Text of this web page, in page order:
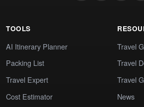
TOOLS
AI Itinerary Planner
Packing List
Travel Expert
Cost Estimator
Travel
Travel
Travel
News